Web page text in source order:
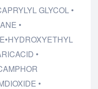
GLYCOL •
•
•
•